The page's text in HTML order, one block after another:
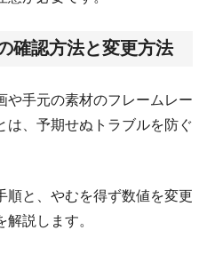
確認方法と変更方法
や手元の素材のフレームレー
は、予期せぬトラブルを防ぐ
順と、やむを得ず数値を変更
説します。